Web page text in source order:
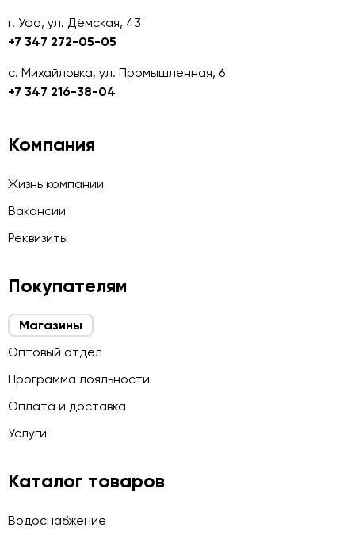
г. Уфа, ул. Дёмская, 43
+7 347 272-05-05
с. Михайловка, ул. Промышленная, 6
+7 347 216-38-04
Компания
Жизнь компании
Вакансии
Реквизиты
Покупателям
Магазины
Оптовый отдел
Программа лояльности
Оплата и доставка
Услуги
Каталог товаров
Водоснабжение